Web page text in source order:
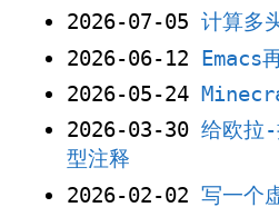
2026-07-05 计算多
2026-06-12 Emacs
2026-05-24
2026-03-30 给欧拉-
型注释
2026-02-02 写一个